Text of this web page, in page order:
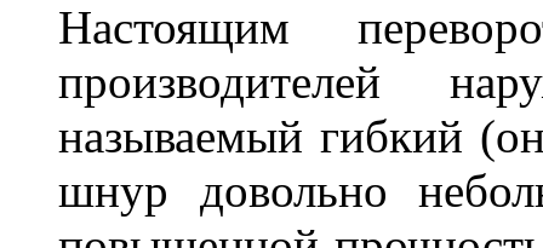
Настоящим
производителей
называемый гибкий
шнур довольно